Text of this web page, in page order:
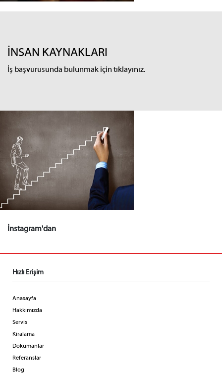
İNSAN KAYNAKLARI
İş başvurusunda bulunmak için tıklayınız.
İnstagram'dan
Hızlı Erişim
Anasayfa
Hakkımızda
Servis
Kiralama
Dökümanlar
Referanslar
Blog